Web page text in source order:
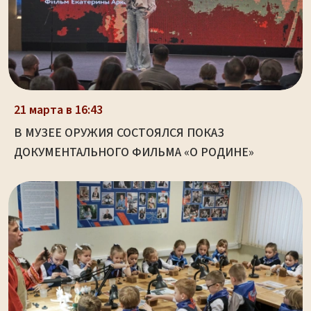
21 марта в 16:43
В МУЗЕЕ ОРУЖИЯ СОСТОЯЛСЯ ПОКАЗ
ДОКУМЕНТАЛЬНОГО ФИЛЬМА «О РОДИНЕ»